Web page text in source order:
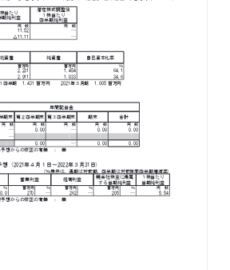
方針IRポリシー